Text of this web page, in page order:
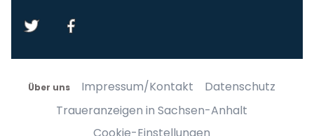
Über uns Impressum/Kontakt
Datenschutz
Traueranzeigen in Sachsen-Anhalt